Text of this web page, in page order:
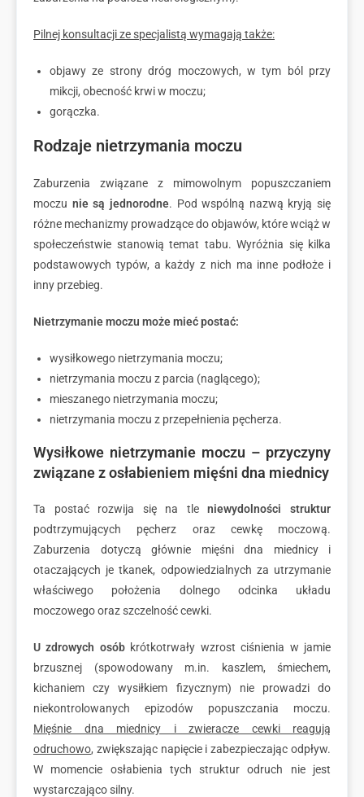
Pilnej konsultacji ze specjalistą wymagają także:
objawy ze strony dróg moczowych, w tym ból przy
mikcji, obecność krwi w moczu;
gorączka.
Rodzaje nietrzymania moczu
Zaburzenia związane z mimowolnym popuszczaniem
moczu nie są jednorodne. Pod wspólną nazwą kryją się
różne mechanizmy prowadzące do objawów, które wciąż w
społeczeństwie stanowią temat tabu. Wyróżnia się kilka
podstawowych typów, a każdy z nich ma inne podłoże i
inny przebieg.
Nietrzymanie moczu może mieć postać:
wysiłkowego nietrzymania moczu;
nietrzymania moczu z parcia (naglącego);
mieszanego nietrzymania moczu;
nietrzymania moczu z przepełnienia pęcherza.
Wysiłkowe nietrzymanie moczu – przyczyny
związane z osłabieniem mięśni dna miednicy
Ta postać rozwija się na tleniewydolności struktur
podtrzymujących pęcherz oraz cewkę moczową.
Zaburzenia dotyczą głównie mięśni dna miednicy i
otaczających je tkanek, odpowiedzialnych za utrzymanie
właściwego położenia dolnego odcinka układu
moczowego oraz szczelność cewki.
U zdrowych osóbkrótkotrwały wzrost ciśnienia w jamie
brzusznej (spowodowany m.in. kaszlem, śmiechem,
kichaniem czy wysiłkiem fizycznym) nie prowadzi do
niekontrolowanych epizodów popuszczania moczu.
Mięśnie dna miednicy i zwieracze cewki reagują
odruchowo, zwiększając napięcie i zabezpieczając odpływ.
W momencie osłabienia tych struktur odruch nie jest
wystarczająco silny.